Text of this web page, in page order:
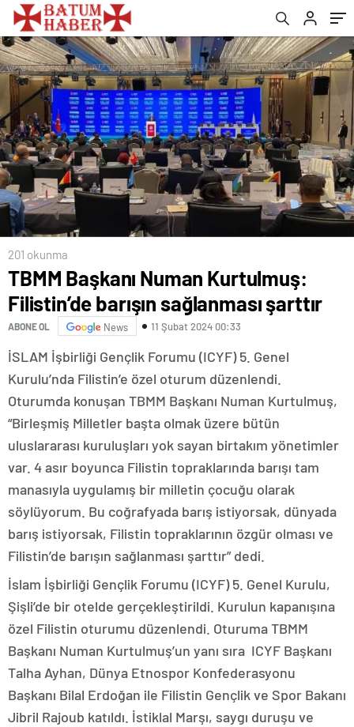
201 okunma
TBMM Başkanı Numan Kurtulmuş:
Filistin’de barışın sağlanması şarttır
ABONE OL News 11 Şubat 2024 00:33
İSLAM İşbirliği Gençlik Forumu (ICYF) 5. Genel
Kurulu’nda Filistin’e özel oturum düzenlendi.
Oturumda konuşan TBMM Başkanı Numan Kurtulmuş,
“Birleşmiş Milletler başta olmak üzere bütün
uluslararası kuruluşları yok sayan birtakım yönetimler
var. 4 asır boyunca Filistin topraklarında barışı tam
manasıyla uygulamış bir milletin çocuğu olarak
söylüyorum. Bu coğrafyada barış istiyorsak, dünyada
barış istiyorsak, Filistin topraklarının özgür olması ve
Filistin’de barışın sağlanması şarttır” dedi.
İslam İşbirliği Gençlik Forumu (ICYF) 5. Genel Kurulu,
Şişli’de bir otelde gerçekleştirildi. Kurulun kapanışına
özel Filistin oturumu düzenlendi. Oturuma TBMM
Başkanı Numan Kurtulmuş’un yanı sıra ICYF Başkanı
Talha Ayhan, Dünya Etnospor Konfederasyonu
Başkanı Bilal Erdoğan ile Filistin Gençlik ve Spor Bakanı
Jibril Rajoub katıldı. İstiklal Marşı, saygı duruşu ve